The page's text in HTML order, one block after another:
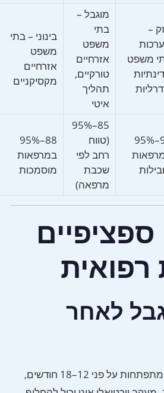
–
משפט
מוגבל –
בתי
משפט
אזרחיים
טורקיים,
תהליך
איטי
בינוני – בתי
משפט
אזרחיים
מקסיקניים
90–95%
85–95%
(טווח
רחב לפי
שכבת
מרפאה)
88–95%
במרפאות
מוסמכות
ספציפיים
רפואית
לאחר
תוצאות השתלת שיער מתפתחות על פני 12–18 חודשים,